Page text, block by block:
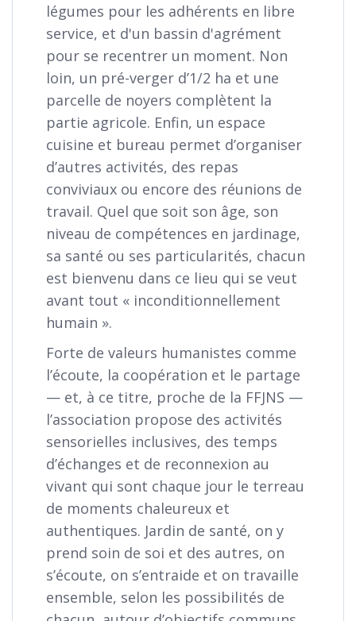
légumes pour les adhérents en libre
service, et d'un bassin d'agrément
pour se recentrer un moment. Non
loin, un pré-verger d’1/2 ha et une
parcelle de noyers complètent la
partie agricole. Enfin, un espace
cuisine et bureau permet d’organiser
d’autres activités, des repas
conviviaux ou encore des réunions de
travail. Quel que soit son âge, son
niveau de compétences en jardinage,
sa santé ou ses particularités, chacun
est bienvenu dans ce lieu qui se veut
avant tout « inconditionnellement
humain ».
Forte de valeurs humanistes comme
l’écoute, la coopération et le partage
— et, à ce titre, proche de la FFJNS —
l’association propose des activités
sensorielles inclusives, des temps
d’échanges et de reconnexion au
vivant qui sont chaque jour le terreau
de moments chaleureux et
authentiques. Jardin de santé, on y
prend soin de soi et des autres, on
s’écoute, on s’entraide et on travaille
ensemble, selon les possibilités de